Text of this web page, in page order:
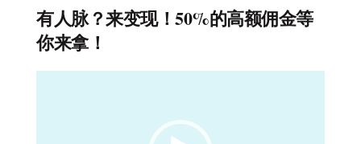
有人脉？来变现！50%的高额佣金等
你来拿！